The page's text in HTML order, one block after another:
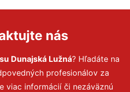
nás
Dunajská Lužná? Hľadáte na
profesionálov za
viac informácií či nezáväznú